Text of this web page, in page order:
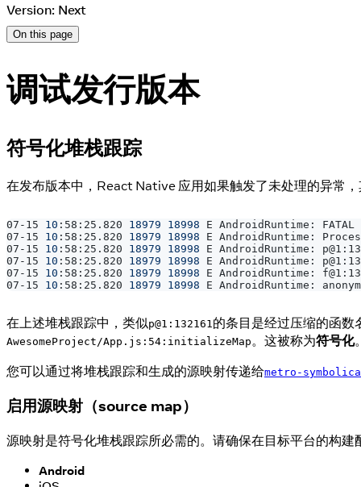
Version: Next
On this page
调试发行版本
符号化堆栈跟踪
在发布版本中，React Native 应用如果触发了未处理的异常
07-15 10 :58:25.820 18979 18998 E AndroidRuntime: FATAL
07-15 10 :58:25.820 18979 18998 E AndroidRuntime:
07-15 10 :58:25.820 18979 18998 E AndroidRuntime:
07-15 10 :58:25.820 18979 18998 E AndroidRuntime:
07-15 10 :58:25.820 18979 18998 E AndroidRuntime:
07-15 10 :58:25.820 18979 18998 E AndroidRuntime:
在上述堆栈跟踪中，类似p@1:132161的条目是经过压缩的函
AwesomeProject/App.js:54:initializeMap。这被称为符号化
您可以通过将堆栈跟踪和生成的源映射传递给metro-
启用源映射（source map）
源映射是符号化堆栈跟踪所必需的。请确保在目标平台的构建
Android